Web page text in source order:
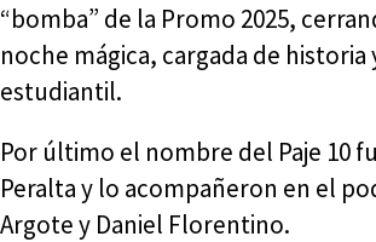
“bomba” de la Promo 2025,
noche mágica, cargada de historia
estudiantil.
Por último el nombre del Paje 10
Peralta y lo acompañeron en el
Argote y Daniel Florentino.